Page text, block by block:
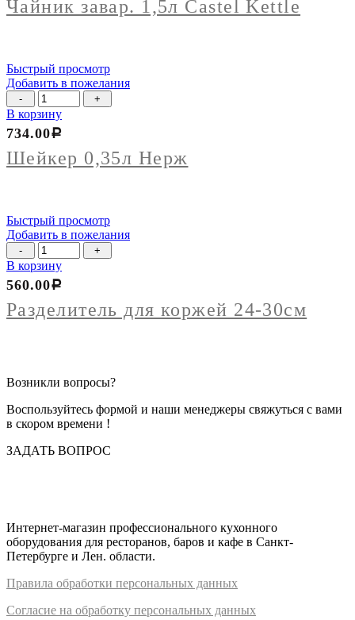
Castel
Чайник завар. 1,5л Castel Kettle
Быстрый просмотр
Добавить в пожелания
Количество
товара
Шейкер
0,35л
Нерж
В корзину
Шейкер 0,35л Нерж
734.00Р
Быстрый просмотр
Добавить в пожелания
Количество
товара
Разделитель
для
коржей
24-
В корзину
Разделитель для коржей 24-30см
560.00Р
Возникли вопросы?
Воспользуйтесь формой и наши менеджеры свяжуться с вами
в скором времени !
ЗАДАТЬ ВОПРОС
Интернет-магазин профессионального кухонного
оборудования для ресторанов, баров и кафе в Санкт-
Петербурге и Лен. области.
Правила обработки персональных данных
Согласие на обработку персональных данных